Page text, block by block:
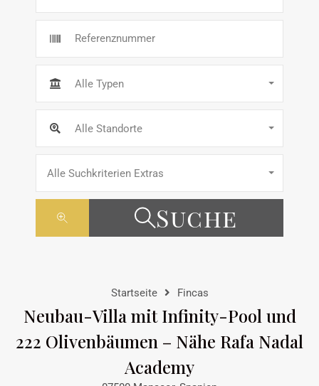
Alle Typen
Alle Standorte
Alle Suchkriterien Extras
Suche
Startseite Fincas
Neubau-Villa mit Infinity-Pool und
222 Olivenbäumen – Nähe Rafa Nadal
Academy